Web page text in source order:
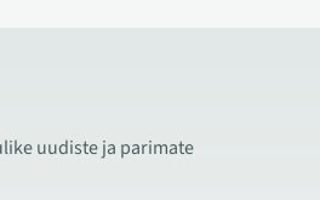
uudiste ja parimate